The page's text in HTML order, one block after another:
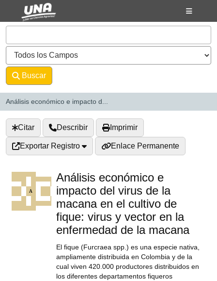
Saltar al contenido
VuFind
Buscar
Análisis económico e impacto d...
Citar Describir Imprimir
Exportar Registro Enlace Permanente
Análisis económico e
impacto del virus de la
macana en el cultivo de
fique: virus y vector en la
enfermedad de la macana
El fique (Furcraea spp.) es una especie nativa,
ampliamente distribuida en Colombia y de la
cual viven 420.000 productores distribuidos en
los diferentes departamentos fiqueros